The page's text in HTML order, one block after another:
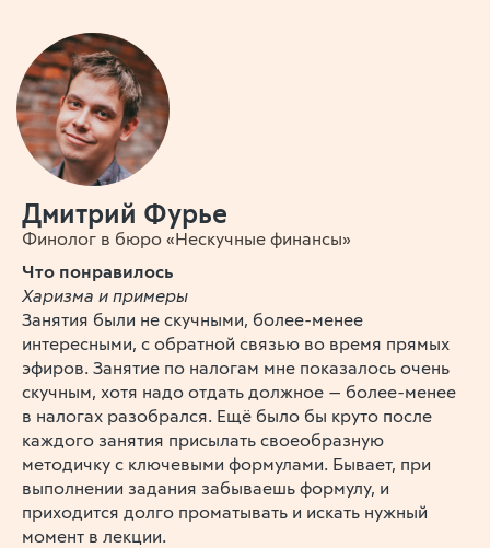
Дмитрий Фурье
Финолог в бюро «Нескучные финансы»
Что понравилось
Харизма и примеры
Занятия были не скучными, более-менее
интересными, с обратной связью во время прямых
эфиров. Занятие по налогам мне показалось очень
скучным, хотя надо отдать должное — более-менее
в налогах разобрался. Ещё было бы круто после
каждого занятия присылать своеобразную
методичку с ключевыми формулами. Бывает, при
выполнении задания забываешь формулу, и
приходится долго проматывать и искать нужный
момент в лекции.